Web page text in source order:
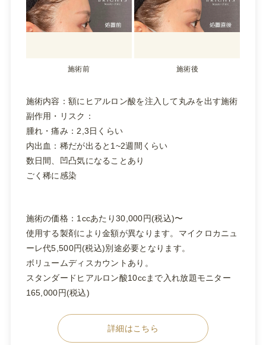
施術前 施術後
施術内容：額にヒアルロン酸を注入して丸みを出す施術
副作用・リスク：
腫れ・痛み：2,3日くらい
内出血：稀だが出ると1~2週間くらい
数日間、凹凸気になることあり
ごく稀に感染
施術の価格：1ccあたり30,000円(税込)〜
使用する製剤により金額が異なります。マイクロカニュ
ーレ代5,500円(税込)別途必要となります。
ボリュームディスカウントあり。
スタンダードヒアルロン酸10ccまで入れ放題モニター
165,000円(税込)
詳細はこちら